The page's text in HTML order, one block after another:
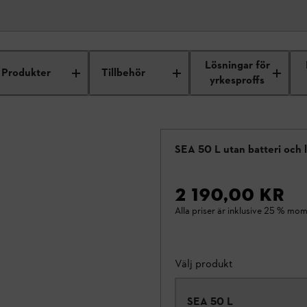
Produkter Tillbehör
Lösningar för
yrkesproffs
SEA 50 L utan batteri och
2 190,00 KR
Alla priser är inklusive 25 %
Välj produkt
SEA 50 L